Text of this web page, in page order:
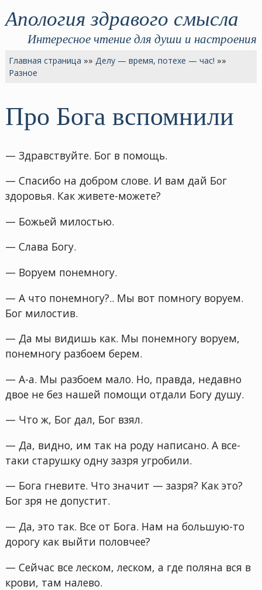
Апология здравого смысла
Интересное чтение для души и настроения
Главная страница »»Делу — время, потехе — час! »»
Разное
Про Бога вспомнили
— Здравствуйте. Бог в помощь.
— Спасибо на добром слове. И вам дай Бог
здоровья. Как живете-можете?
— Божьей милостью.
— Слава Богу.
— Воруем понемногу.
— А что понемногу?.. Мы вот помногу воруем.
Бог милостив.
— Да мы видишь как. Мы понемногу воруем,
понемногу разбоем берем.
— А-а. Мы разбоем мало. Но, правда, недавно
двое не без нашей помощи отдали Богу душу.
— Что ж, Бог дал, Бог взял.
— Да, видно, им так на роду написано. А все-
таки старушку одну зазря угробили.
— Бога гневите. Что значит — зазря? Как это?
Бог зря не допустит.
— Да, это так. Все от Бога. Нам на большую-то
дорогу как выйти половчее?
— Сейчас все леском, леском, а где поляна вся в
крови, там налево.